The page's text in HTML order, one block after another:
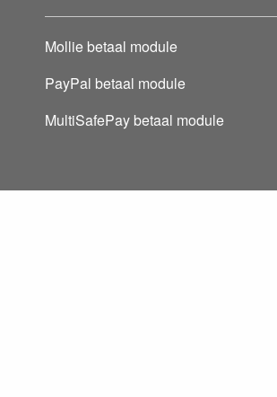
Mollie betaal module
PayPal betaal module
MultiSafePay betaal module